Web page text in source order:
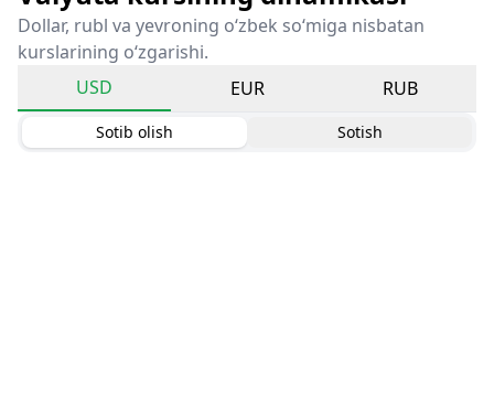
Dollar, rubl va yevroning o‘zbek so‘miga nisbatan
kurslarining o‘zgarishi.
USD
EUR RUB
Sotib olish Sotish